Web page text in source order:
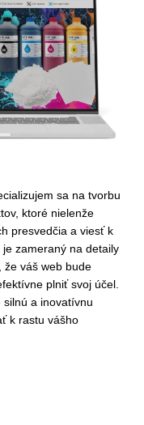
sa na tvorbu
ktoré nielenže
presvedčia a viesť k
zameraný na detaily
že váš web bude
plniť svoj účel.
a inovatívnu
k rastu vášho